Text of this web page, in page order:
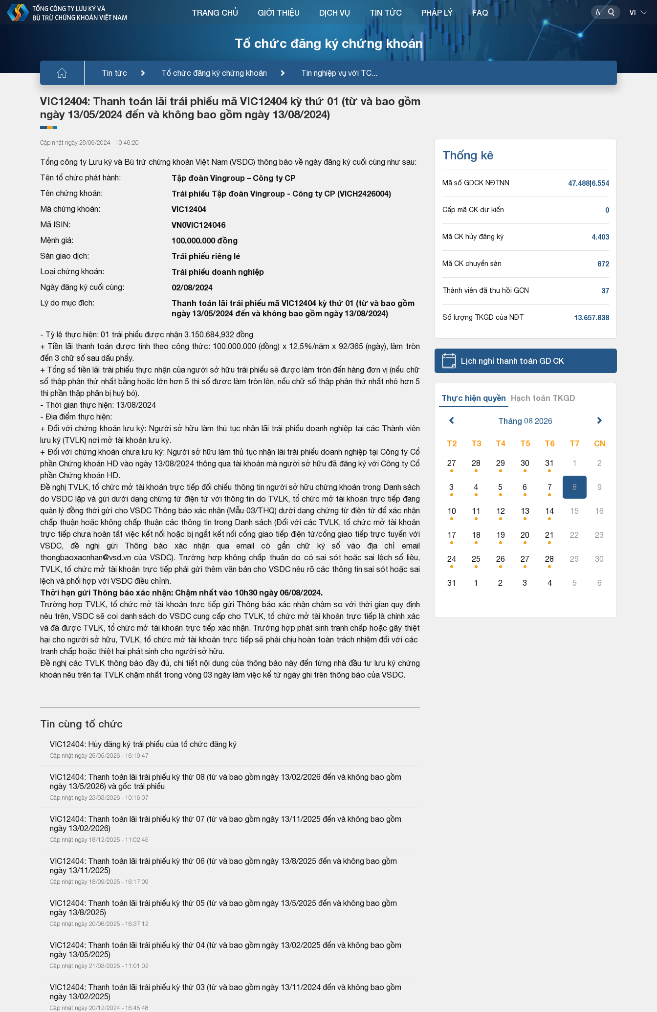
Tổ chức đăng ký chứng khoán
Tin tức Tổ chức đăng ký chứng khoán Tin nghiệp vụ với TC...
TRANG CHỦ GIỚI THIỆU DỊCH VỤ TIN TỨC PHÁP LÝ FAQ
VIC12404: Thanh toán lãi trái phiếu mã VIC12404 kỳ thứ 01 (từ và bao gồm
ngày 13/05/2024 đến và không bao gồm ngày 13/08/2024)
Cập nhật ngày 28/06/2024 - 10:46:20
Tổng công ty Lưu ký và Bù trừ chứng khoán Việt Nam (VSDC) thông báo về ngày đăng ký cuối cùng như sau:
Tên tổ chức phát hành:
Tập đoàn Vingroup – Công ty CP
Tên chứng khoán: Trái phiếu Tập đoàn Vingroup - Công ty CP (VICH2426004)
Mã chứng khoán: VIC12404
Mã ISIN: VN0VIC124046
Mệnh giá: 100.000.000 đồng
Sàn giao dịch: Trái phiếu riêng lẻ
Loại chứng khoán: Trái phiếu doanh nghiệp
Ngày đăng ký cuối cùng: 02/08/2024
Lý do mục đích:
Thanh toán lãi trái phiếu mã VIC12404 kỳ thứ 01 (từ và bao gồm
ngày 13/05/2024 đến và không bao gồm ngày 13/08/2024)
- Tỷ lệ thực hiện: 01 trái phiếu được nhận 3.150.684,932 đồng
+ Tiền lãi thanh toán được tính theo công thức: 100.000.000 (đồng) x 12,5%/năm x 92/365 (ngày), làm tròn
đến 3 chữ số sau dấu phẩy.
+ Tổng số tiền lãi trái phiếu thực nhận của người sở hữu trái phiếu sẽ được làm tròn đến hàng đơn vị (nếu chữ
số thập phân thứ nhất bằng hoặc lớn hơn 5 thì số được làm tròn lên, nếu chữ số thập phân thứ nhất nhỏ hơn 5
thì phần thập phân bị huỷ bỏ).
- Thời gian thực hiện: 13/08/2024
- Địa điểm thực hiện:
+ Đối với chứng khoán lưu ký: Người sở hữu làm thủ tục nhận lãi trái phiếu doanh nghiệp tại các Thành viên
lưu ký (TVLK) nơi mở tài khoản lưu ký.
+ Đối với chứng khoán chưa lưu ký: Người sở hữu làm thủ tục nhận lãi trái phiếu doanh nghiệp tại Công ty Cổ
phần Chứng khoán HD vào ngày 13/08/2024 thông qua tài khoản mà người sở hữu đã đăng ký với Công ty Cổ
phần Chứng khoán HD.
Đề nghị TVLK, tổ chức mở tài khoản trực tiếp đối chiếu thông tin người sở hữu chứng khoán trong Danh sách
do VSDC lập và gửi dưới dạng chứng từ điện tử với thông tin do TVLK, tổ chức mở tài khoản trực tiếp đang
quản lý đồng thời gửi cho VSDC Thông báo xác nhận (Mẫu 03/THQ) dưới dạng chứng từ điện tử để xác nhận
chấp thuận hoặc không chấp thuận các thông tin trong Danh sách (Đối với các TVLK, tổ chức mở tài khoản
trực tiếp chưa hoàn tất việc kết nối hoặc bị ngắt kết nối cổng giao tiếp điện tử/cổng giao tiếp trực tuyến với
VSDC, đề nghị gửi Thông báo xác nhận qua email có gắn chữ ký số vào địa chỉ email
thongbaoxacnhan@vsd.vn của VSDC). Trường hợp không chấp thuận do có sai sót hoặc sai lệch số liệu,
TVLK, tổ chức mở tài khoản trực tiếp phải gửi thêm văn bản cho VSDC nêu rõ các thông tin sai sót hoặc sai
lệch và phối hợp với VSDC điều chỉnh.
Thời hạn gửi Thông báo xác nhận: Chậm nhất vào 10h30 ngày 06/08/2024.
Trường hợp TVLK, tổ chức mở tài khoản trực tiếp gửi Thông báo xác nhận chậm so với thời gian quy định
nêu trên, VSDC sẽ coi danh sách do VSDC cung cấp cho TVLK, tổ chức mở tài khoản trực tiếp là chính xác
và đã được TVLK, tổ chức mở tài khoản trực tiếp xác nhận. Trường hợp phát sinh tranh chấp hoặc gây thiệt
hại cho người sở hữu, TVLK, tổ chức mở tài khoản trực tiếp sẽ phải chịu hoàn toàn trách nhiệm đối với các
tranh chấp hoặc thiệt hại phát sinh cho người sở hữu.
Đề nghị các TVLK thông báo đầy đủ, chi tiết nội dung của thông báo này đến từng nhà đầu tư lưu ký chứng
khoán nêu trên tại TVLK chậm nhất trong vòng 03 ngày làm việc kể từ ngày ghi trên thông báo của VSDC.
Tin cùng tổ chức
VIC12404: Hủy đăng ký trái phiếu của tổ chức đăng ký
Cập nhật ngày 26/05/2026 - 16:19:47
VIC12404: Thanh toán lãi trái phiếu kỳ thứ 08 (từ và bao gồm ngày 13/02/2026 đến và không bao gồm
ngày 13/5/2026) và gốc trái phiếu
Cập nhật ngày 23/03/2026 - 10:16:07
VIC12404: Thanh toán lãi trái phiếu kỳ thứ 07 (từ và bao gồm ngày 13/11/2025 đến và không bao gồm
ngày 13/02/2026)
Cập nhật ngày 18/12/2025 - 11:02:45
VIC12404: Thanh toán lãi trái phiếu kỳ thứ 06 (từ và bao gồm ngày 13/8/2025 đến và không bao gồm
ngày 13/11/2025)
Cập nhật ngày 18/09/2025 - 16:17:09
VIC12404: Thanh toán lãi trái phiếu kỳ thứ 05 (từ và bao gồm ngày 13/5/2025 đến và không bao gồm
ngày 13/8/2025)
Cập nhật ngày 20/06/2025 - 16:37:12
VIC12404: Thanh toán lãi trái phiếu kỳ thứ 04 (từ và bao gồm ngày 13/02/2025 đến và không bao gồm
ngày 13/05/2025)
Cập nhật ngày 21/03/2025 - 11:01:02
VIC12404: Thanh toán lãi trái phiếu kỳ thứ 03 (từ và bao gồm ngày 13/11/2024 đến và không bao gồm
ngày 13/02/2025)
Cập nhật ngày 20/12/2024 - 16:45:48
Thống kê
Mã số GDCK NĐTNN 47.488|6.554
Cấp mã CK dự kiến 0
Mã CK hủy đăng ký 4.403
Mã CK chuyển sàn 872
Thành viên đã thu hồi GCN 37
Số lượng TKGD của NĐT 13.657.838
Lịch nghỉ thanh toán GD CK
Thực hiện quyền Hạch toán TKGD
Tháng 08 2026
T2 T3 T4 T5 T6 T7 CN
27 28 29 30 31 1 2
3 4 5 6 7 8 9
10 11 12 13 14 15 16
17 18 19 20 21 22 23
24 25 26 27 28 29 30
31 1 2 3 4 5 6